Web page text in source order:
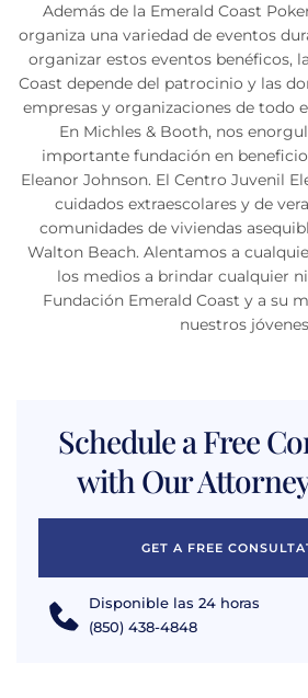
Además de la Emerald Coast
organiza una variedad de eventos
organizar estos eventos benéficos,
Coast depende del patrocinio y las
empresas y organizaciones de todo
En Michles & Booth, nos
importante fundación en
Eleanor Johnson. El Centro Juvenil
cuidados extraescolares y de
comunidades de viviendas
Walton Beach. Alentamos a
los medios a brindar cualquier
Fundación Emerald Coast y a su
nuestros
Schedule a Free
with Our
GET A FREE
Disponible las 24 horas
(850) 438-4848